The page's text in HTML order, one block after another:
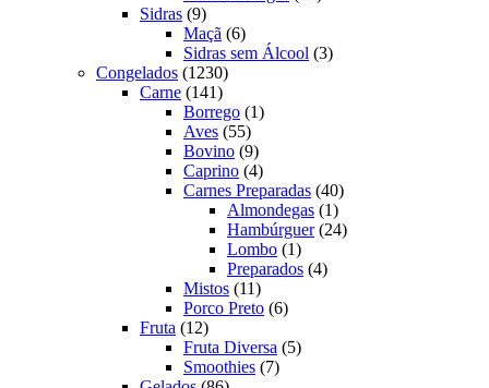
Sidras 99
produtos
Maçã 66
produtos
Sidras sem Álcool 33
Congelados 12301230
produtos
Carne 141141
produtos
Borrego 11
Aves 5555
produtos
Bovino 99
produtos
Caprino 44
produtos
Carnes Preparadas 4040
produtos
Almondegas 11
produto
Hambúrguer 2424
Lombo 11
produto
Preparados 44
Mistos 1111
produtos
Porco Preto 66
Fruta 1212
produtos
Fruta Diversa 55
Smoothies 77